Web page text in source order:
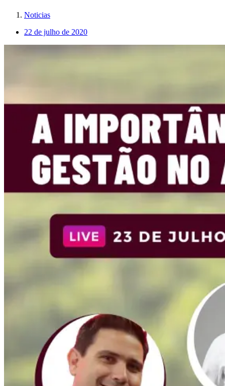
Noticias
22 de julho de 2020